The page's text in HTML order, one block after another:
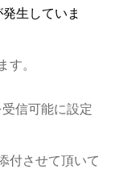
生していま
す。
信可能に設定
付させて頂いて